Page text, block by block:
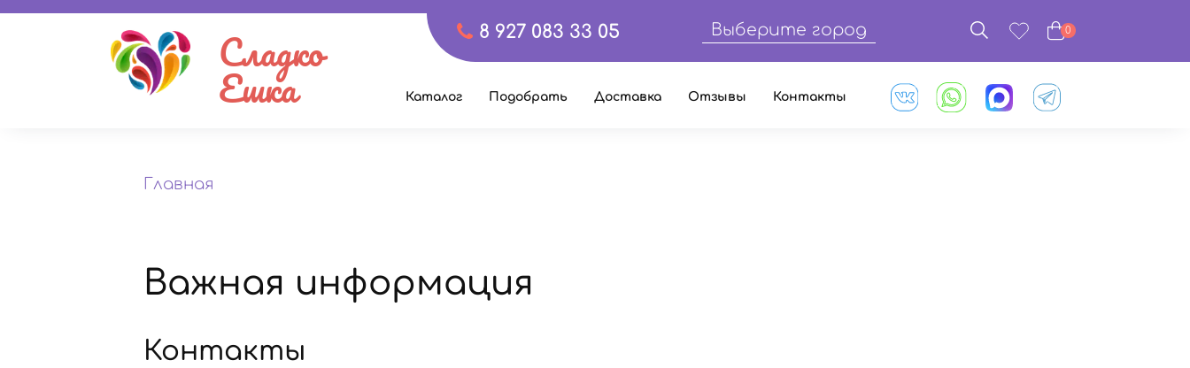
8 927 083 33 05 Выберите город 0
Сладко
Ешка Каталог Подобрать Доставка Отзывы Контакты
Главная
Важная информация
Контакты